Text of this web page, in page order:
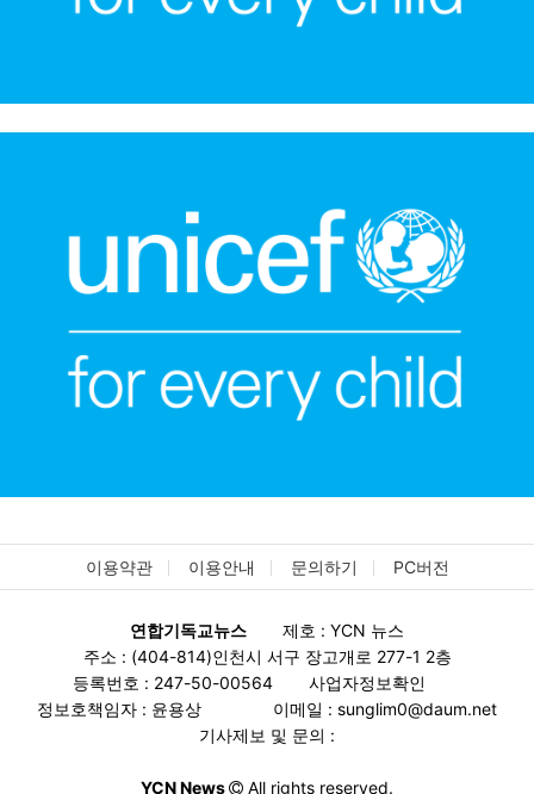
이용약관 이용안내 문의하기 PC버전
연합기독교뉴스
제호 : YCN 뉴스
주소 : (404-814)인천시 서구 장고개로 277-1 2층
등록번호 : 247-50-00564
사업자정보확인
정보호책임자 : 윤용상
이메일 : sunglim0@daum.net
기사제보 및 문의 :
YCN News All rights reserved.